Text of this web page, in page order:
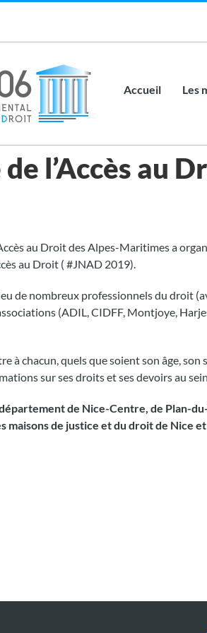
Accueil Les
l’Accès au
au Droit des Alpes-Maritimes a
au Droit ( #JNAD 2019).
de nombreux professionnels du droit
(ADIL, CIDFF, Montjoye,
chacun, quels que soient son âge, son
sur ses droits et ses devoirs au
de Nice-Centre, de Plan-
maisons de justice et du droit de Nice